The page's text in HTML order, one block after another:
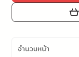
จำนวนหน้า